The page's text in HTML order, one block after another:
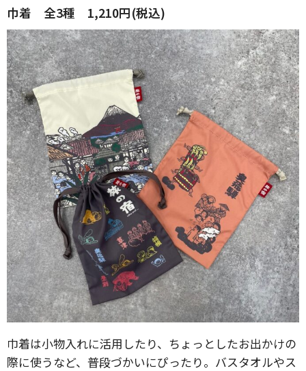
巾着 全3種 1,210円(税込)
巾着は小物入れに活用したり、ちょっとしたお出かけの
際に使うなど、普段づかいにぴったり。バスタオルやス